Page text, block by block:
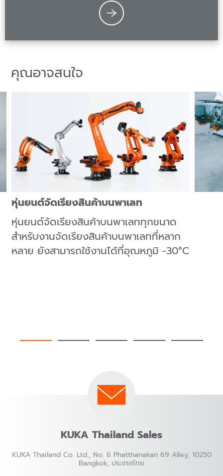
คุณอาจสนใจ
หุ่นยนต์จัดเรียงสินค้าบนพาเลท
หุ่นยนต์จัดเรียงสินค้าบนพาเลททุกขนาด
สําหรับงานจัดเรียงสินค้าบนพาเลทที่หลาก
หลาย ยังสามารถใช้งานได้ที่อุณหภูมิ -30°C
KUKA Thailand Sales
KUKA Thailand Co. Ltd., No. 6 Phatthanakan 69 Alley, 10250
Bangkok, ประเทศไทย